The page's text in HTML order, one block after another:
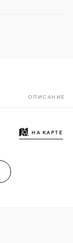
ОПИСАНИЕ
НА КАРТЕ